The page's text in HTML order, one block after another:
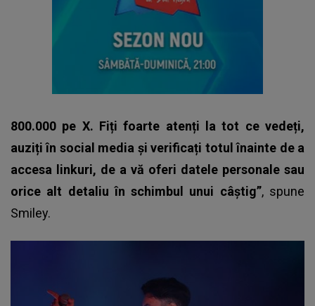
800.000 pe X. Fiți foarte atenți la tot ce vedeți,
auziți în social media și verificați totul înainte de a
accesa linkuri, de a vă oferi datele personale sau
orice alt detaliu în schimbul unui câștig”, spune
Smiley.